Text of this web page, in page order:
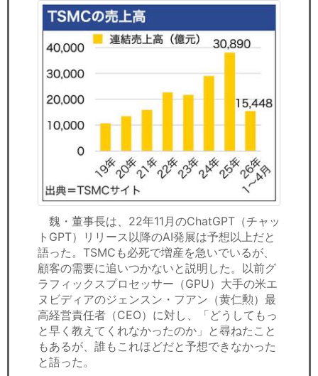
魏・董事長は、22年11月のChatGPT（チャッ
トGPT）リリース以降のAI発展は予想以上だと
語った。TSMCも必死で増産を急いでいるが、
顧客の需要に追いつかないと説明した。以前グ
ラフィックスプロセッサー（GPU）大手の米エ
ヌビディアのジェンスン・フアン（黄仁勲）最
高経営責任者（CEO）に対し、「どうしてもっ
と早く教えてくれなかったのか」と尋ねたこと
もあるが、誰もこれほどだと予想できなかった
と語った。